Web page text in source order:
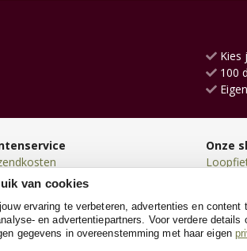
Kies
100
Onze
van cookies
ervaring te verbeteren, advertenties en
en advertentiepartners. Voor verdere
gegevens in overeenstemming met haar eigen